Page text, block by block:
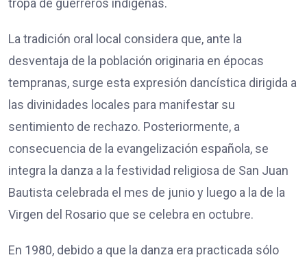
tropa de guerreros indígenas.
La tradición oral local considera que, ante la
desventaja de la población originaria en épocas
tempranas, surge esta expresión dancística dirigida a
las divinidades locales para manifestar su
sentimiento de rechazo. Posteriormente, a
consecuencia de la evangelización española, se
integra la danza a la festividad religiosa de San Juan
Bautista celebrada el mes de junio y luego a la de la
Virgen del Rosario que se celebra en octubre.
En 1980, debido a que la danza era practicada sólo